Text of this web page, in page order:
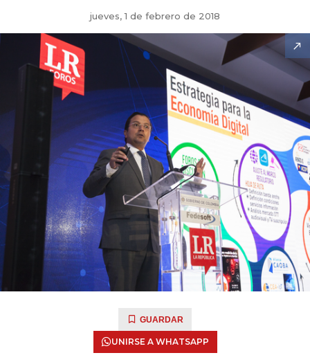
jueves, 1 de febrero de 2018
GUARDAR
UNIRSE A WHATSAPP